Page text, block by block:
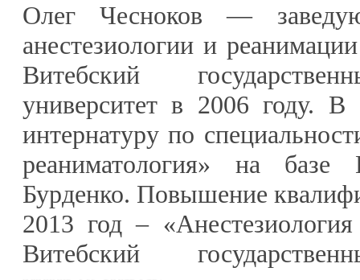
Олег Чесноков —
анестезиологии и
Витебский
университет в 2006 году. В
интернатуру по
реаниматология» на
Бурденко. Повышение
2013 год –
Витебский